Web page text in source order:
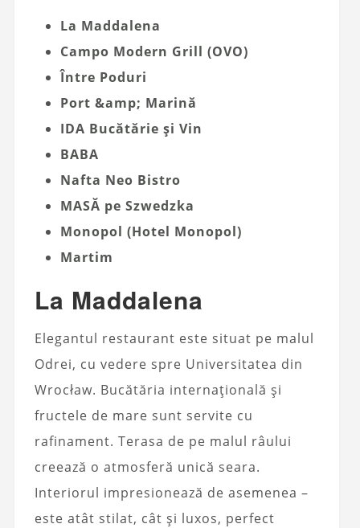
La Maddalena
Campo Modern Grill (OVO)
Între Poduri
Port &amp; Marină
IDA Bucătărie și Vin
BABA
Nafta Neo Bistro
MASĂ pe Szwedzka
Monopol (Hotel Monopol)
Martim
La Maddalena
Elegantul restaurant este situat pe malul
Odrei, cu vedere spre Universitatea din
Wrocław. Bucătăria internațională și
fructele de mare sunt servite cu
rafinament. Terasa de pe malul râului
creează o atmosferă unică seara.
Interiorul impresionează de asemenea –
este atât stilat, cât și luxos, perfect